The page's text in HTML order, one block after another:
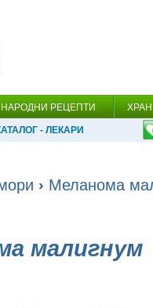
НАРОДНИ РЕЦЕПТИ
- ЛЕКАРИ
› Меланома
малигнум